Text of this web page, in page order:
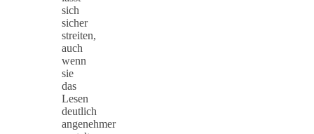
sich
sicher
streiten,
auch
wenn
sie
das
Lesen
deutlich
angenehmer